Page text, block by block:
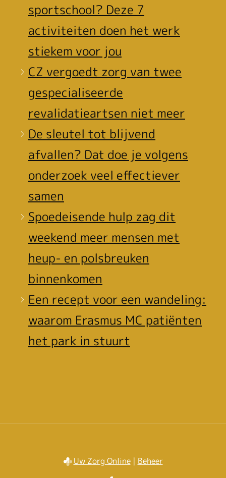
sportschool? Deze 7
activiteiten doen het werk
stiekem voor jou
CZ vergoedt zorg van twee
gespecialiseerde
revalidatieartsen niet meer
De sleutel tot blijvend
afvallen? Dat doe je volgens
onderzoek veel effectiever
samen
Spoedeisende hulp zag dit
weekend meer mensen met
heup- en polsbreuken
binnenkomen
Een recept voor een wandeling:
waarom Erasmus MC patiënten
het park in stuurt
Uw Zorg Online| Beheer